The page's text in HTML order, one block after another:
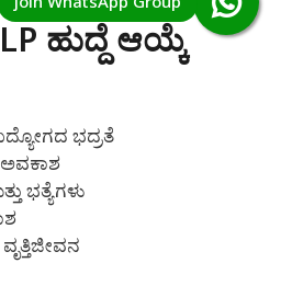
ಹುದ್ದೆ ಆಯ್ಕೆ
ಭದ್ರತೆ
ಅವಕಾಶ
ಭತ್ಯೆಗಳು
ವೃತ್ತಿಜೀವನ